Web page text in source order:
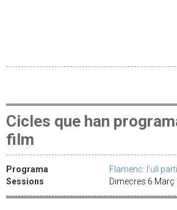
Cicles que han
film
Programa
Flamenc: l'ull
Sessions
Dimecres 6 Març